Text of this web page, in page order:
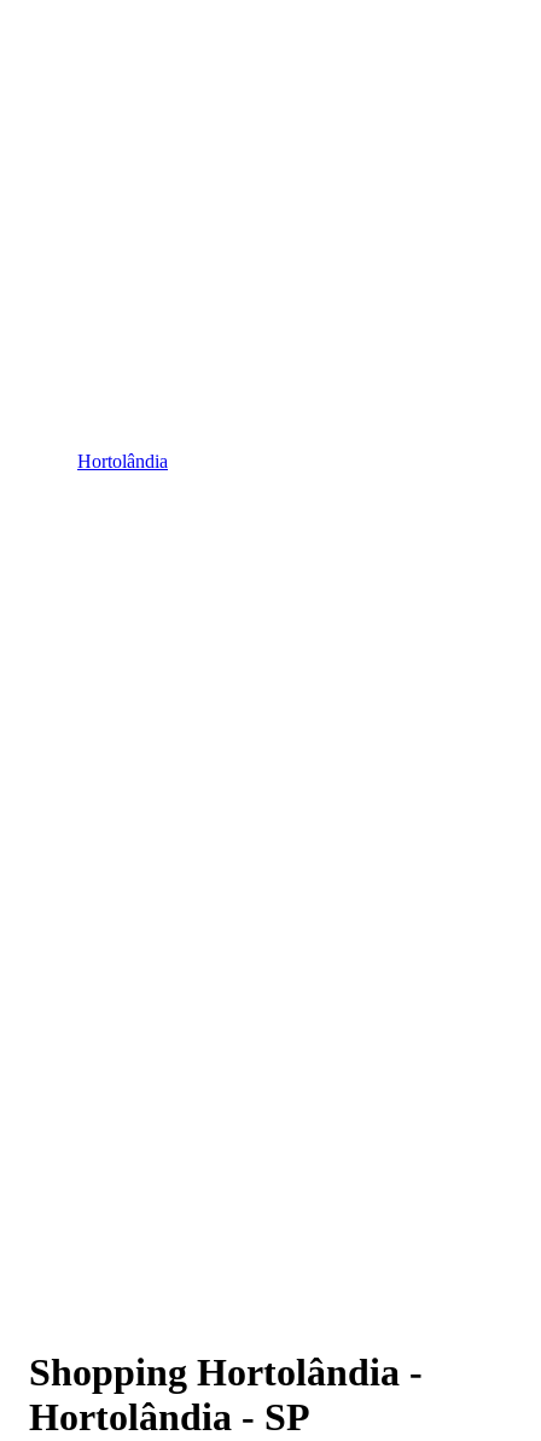
Hortolândia
Shopping Hortolândia -
Hortolândia - SP